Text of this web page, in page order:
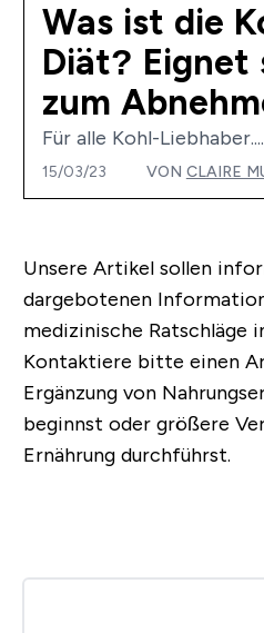
Was ist die
Diät? Eignet
zum
Für alle Kohl-
15/03/23 VON CLAIRE
Unsere Artikel sollen
dargebotenen
medizinische Ratschläge
Kontaktiere bitte einen
Ergänzung von
beginnst oder größere
Ernährung durchführst.